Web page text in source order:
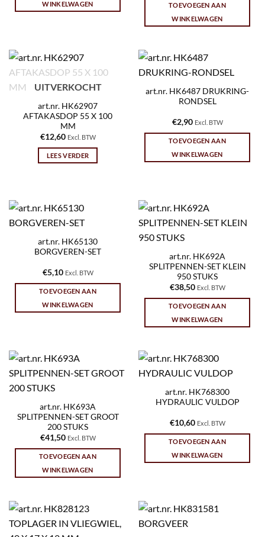
WINKELWAGEN
TOEVOEGEN AAN
WINKELWAGEN
UITVERKOCHT
art.nr. HK62907
AFTAKASDOP 55 X 100
MM
€12,60 Excl. BTW
LEES VERDER
art.nr. HK6487 DRUKRING-
RONDSEL
€2,90 Excl. BTW
TOEVOEGEN AAN
WINKELWAGEN
art.nr. HK65130
BORGVEREN-SET
€5,10 Excl. BTW
TOEVOEGEN AAN
WINKELWAGEN
art.nr. HK692A
SPLITPENNEN-SET KLEIN
950 STUKS
€38,50 Excl. BTW
TOEVOEGEN AAN
WINKELWAGEN
art.nr. HK693A
SPLITPENNEN-SET GROOT
200 STUKS
€41,50 Excl. BTW
TOEVOEGEN AAN
WINKELWAGEN
art.nr. HK768300
HYDRAULIC VULDOP
€10,60 Excl. BTW
TOEVOEGEN AAN
WINKELWAGEN